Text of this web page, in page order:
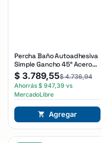
Percha Baño Autoadhesiva
Simple Gancho 45° Acero
Bronzen Plateado
$ 3.789,55$4.736,94
Ahorrás $ 947,39 vs
MercadoLibre
Agregar